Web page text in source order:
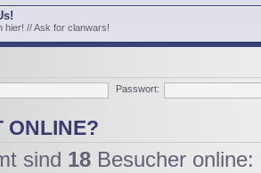
hier! // Ask for clanwars!
Passwort:
ONLINE?
sind 18 Besucher